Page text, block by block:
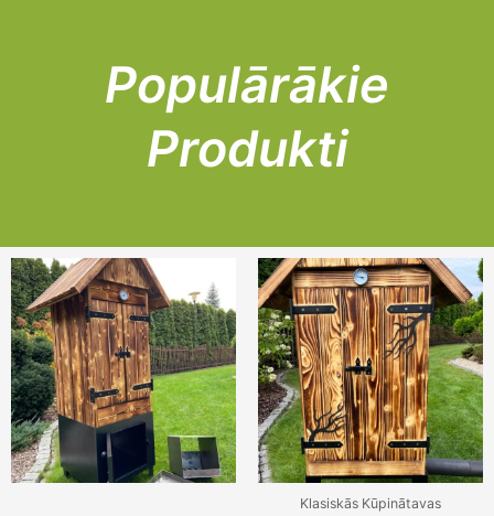
Populārākie
Produkti
Klasiskās Kūpinātavas